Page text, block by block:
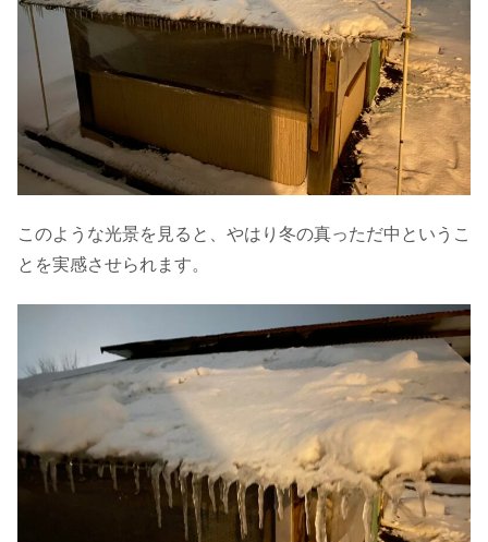
このような光景を見ると、やはり冬の真っただ中というこ
とを実感させられます。